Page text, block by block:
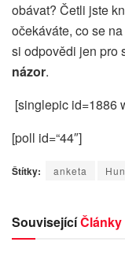
obávat? Četli jste
očekáváte, co se
si odpovědi jen pro
názor.
[singlepic id=1886
[poll id=“44″]
Štítky: anketa
SouvisejícíČlánky